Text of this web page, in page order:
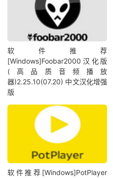
软件推荐
[Windows]Foobar2000汉化版
(高品质音频播放
器)2.25.10(07.20) 中文汉化增强
版
软件推荐[Windows]PotPlayer